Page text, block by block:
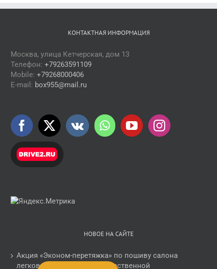
КОНТАКТНАЯ ИНФОРМАЦИЯ
Москва, улица Кетчерская, дом 13
Телефон:+79263591109
Mobile:+79268000406
E-mail: box955@mail.ru
НОВОЕ НА САЙТЕ
Акция «Эконом-перетяжка» по пошиву салона
легкового автомобиля искусственной